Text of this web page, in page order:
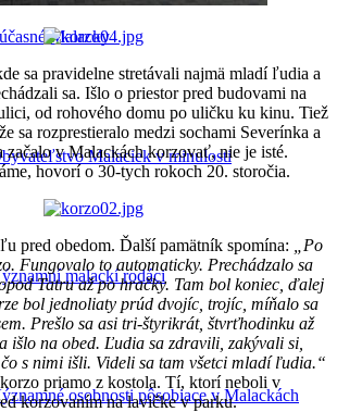
Malacky
Malaciek v minulosti
malackí rodáci
osobnosti pôsobiace v Malackách
sa pravidelne stretávali najmä mladí ľudia a
sa. Išlo o priestor pred budovami na
od rohového domu po uličku ku kinu. Tiež
sa rozprestieralo medzi sochami Severínka a
začalo v Malackách korzovať, nie je isté.
hovorí o 30-tych rokoch 20. storočia.
pred obedom. Ďalší pamätník spomína:
„Po
Fungovalo to automaticky. Prechádzalo sa
Tatru až po hračky. Tam bol koniec, ďalej
bol jednoliaty prúd dvojíc, trojíc, míňalo sa
Prešlo sa asi tri-štyrikrát, štvrťhodinku až
išlo na obed. Ľudia sa zdravili, zakývali si,
s nimi išli. Videli sa tam všetci mladí ľudia.“
priamo z kostola. Tí, ktorí neboli v
korzovaním na lavičke v parku.